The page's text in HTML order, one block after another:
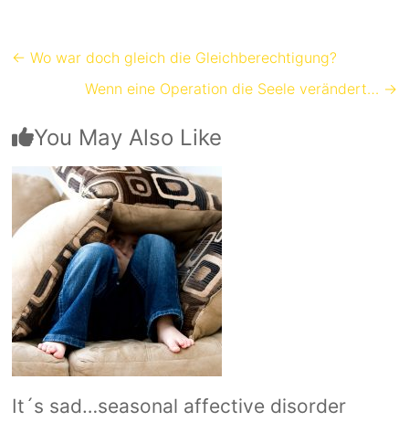
← Wo war doch gleich die Gleichberechtigung?
Wenn eine Operation die Seele verändert… →
You May Also Like
It´s sad…seasonal affective disorder